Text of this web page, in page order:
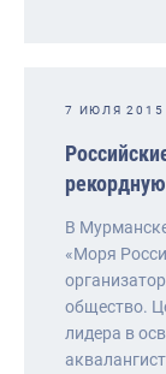
7 ИЮЛЯ 2015
В
«Моря
общество.
лидера в